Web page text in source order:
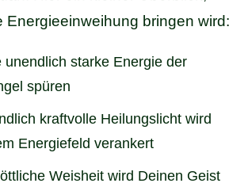
Energieeinweihung bringen wird:
unendlich starke Energie der
spüren
kraftvolle Heilungslicht wird
Energiefeld verankert
Weisheit wird Deinen Geist